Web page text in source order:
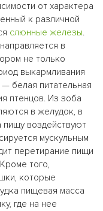
от характера
к различной
слюнные железы.
в
не только
выкармливания
белая питательная
птенцов. Из зоба
в желудок, в
пищу воздействуют
мускульным
перетирание пищи
того,
которые
пищевая масса
где на нее